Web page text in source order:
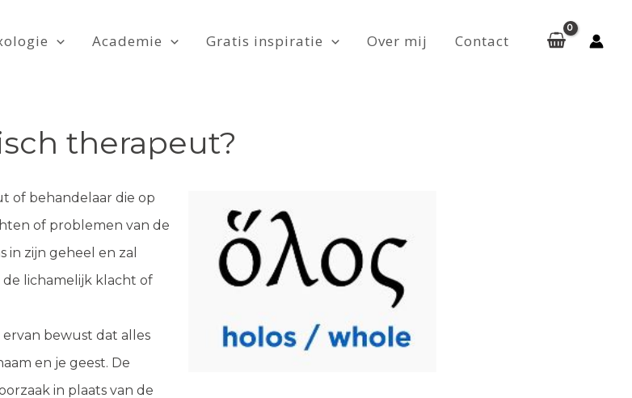
Academie Gratis inspiratie Over mij Contact
therapeut?
of behandelaar die op
of problemen van de
zijn geheel en zal
lichamelijk klacht of
ervan bewust dat alles
en je geest. De
in plaats van de